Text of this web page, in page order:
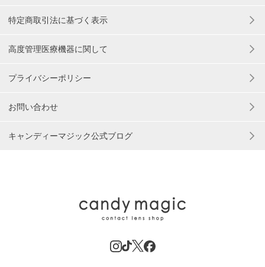
特定商取引法に基づく表示
高度管理医療機器に関して
プライバシーポリシー
お問い合わせ
キャンディーマジック公式ブログ